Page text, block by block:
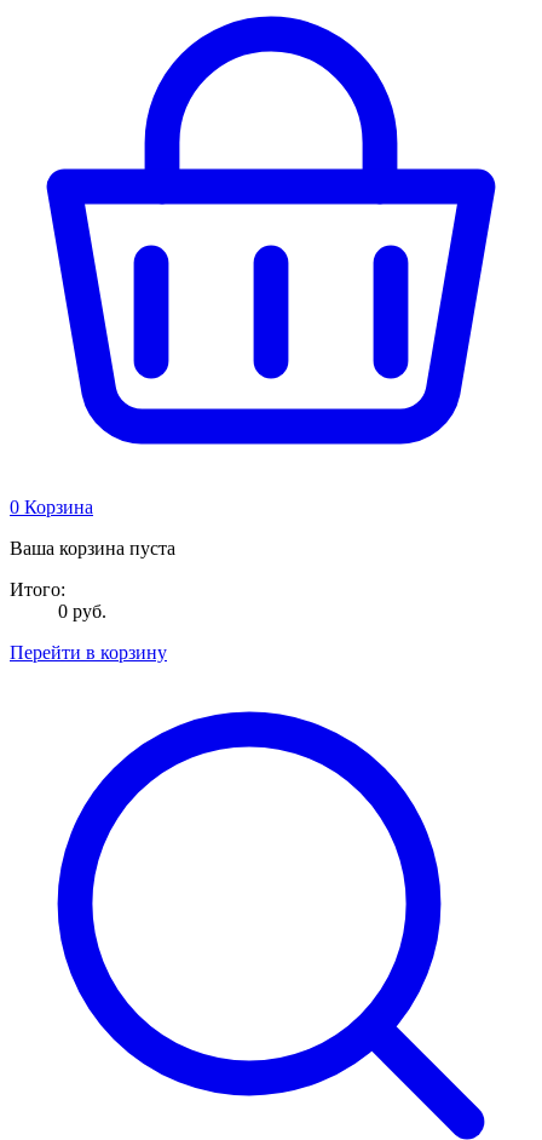
0 Корзина
Ваша корзина пуста
Итого:
0 руб.
Перейти в корзину